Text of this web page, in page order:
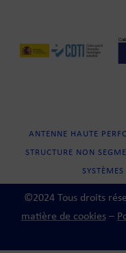
ANTENNE HAUTE
STRUCTURE NON
©2024 Tous droits
matière de cookies–